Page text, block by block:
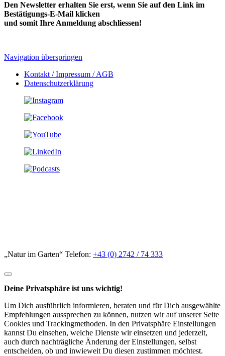
Den Newsletter erhalten Sie erst, wenn Sie auf den Link im
Bestätigungs-E-Mail klicken
und somit Ihre Anmeldung abschliessen!
Navigation überspringen
Kontakt / Impressum / AGB
Datenschutzerklärung
„Natur im Garten“ Telefon: +43 (0) 2742 / 74 333
Deine Privatsphäre ist uns wichtig!
Um Dich ausführlich informieren, beraten und für Dich ausgewählte
Empfehlungen aussprechen zu können, nutzen wir auf unserer Seite
Cookies und Trackingmethoden. In den Privatsphäre Einstellungen
kannst Du einsehen, welche Dienste wir einsetzen und jederzeit,
auch durch nachträgliche Änderung der Einstellungen, selbst
entscheiden, ob und inwieweit Du diesen zustimmen möchtest.